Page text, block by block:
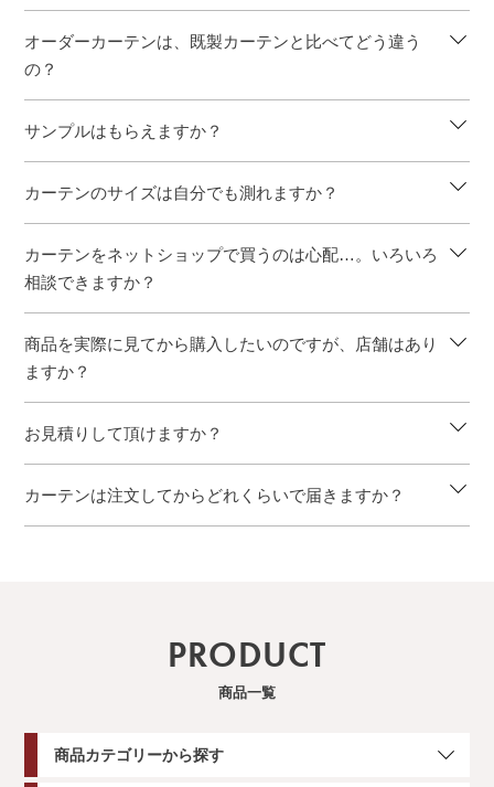
オーダーカーテンは、既製カーテンと比べてどう違う
の？
サンプルはもらえますか？
カーテンのサイズは自分でも測れますか？
カーテンをネットショップで買うのは心配…。いろいろ
相談できますか？
商品を実際に見てから購入したいのですが、店舗はあり
ますか？
お見積りして頂けますか？
カーテンは注文してからどれくらいで届きますか？
PRODUCT
商品一覧
商品カテゴリーから探す